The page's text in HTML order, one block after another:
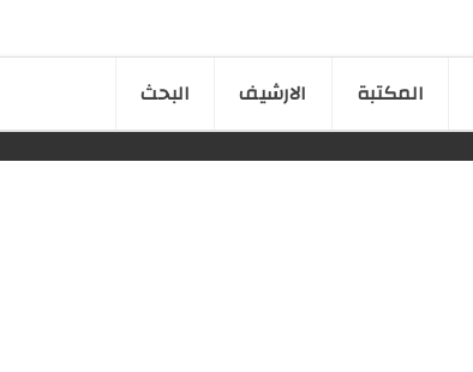
المكتبة الارشیف البحث